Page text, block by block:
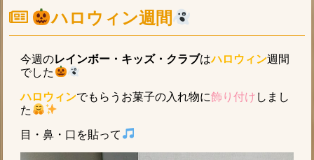
ハロウィン週間
今週のレインボー・キッズ・クラブはハロウィン週間
でした
ハロウィンでもらうお菓子の入れ物に飾り付け しまし
た
目・鼻・口を貼って